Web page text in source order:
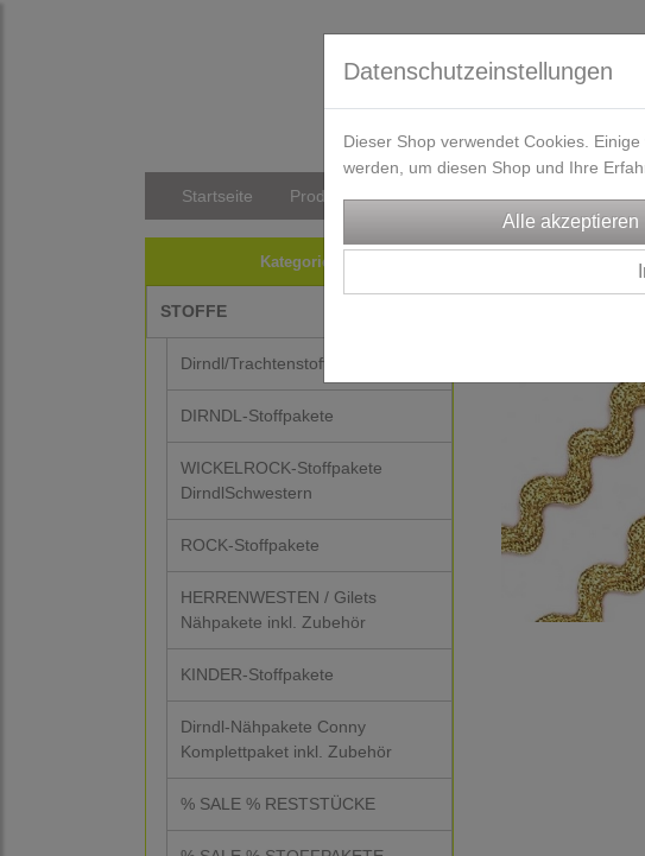
Startseite Produkte Versandkosten/Lieferzeit
Kategorien
STOFFE
Dirndl/Trachtenstoffe
DIRNDL-Stoffpakete
WICKELROCK-Stoffpakete
DirndlSchwestern
ROCK-Stoffpakete
HERRENWESTEN / Gilets
Nähpakete inkl. Zubehör
KINDER-Stoffpakete
Dirndl-Nähpakete Conny
Komplettpaket inkl. Zubehör
% SALE % RESTSTÜCKE
Zierborten &
Datenschutzeinstellungen
Dieser Shop verwendet Cookies.
werden, um diesen Shop und Ihre